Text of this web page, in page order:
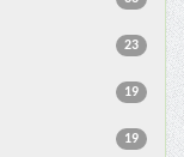
23
19
19